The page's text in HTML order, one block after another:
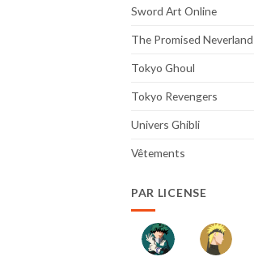
Sword Art Online
The Promised Neverland
Tokyo Ghoul
Tokyo Revengers
Univers Ghibli
Vêtements
PAR LICENSE